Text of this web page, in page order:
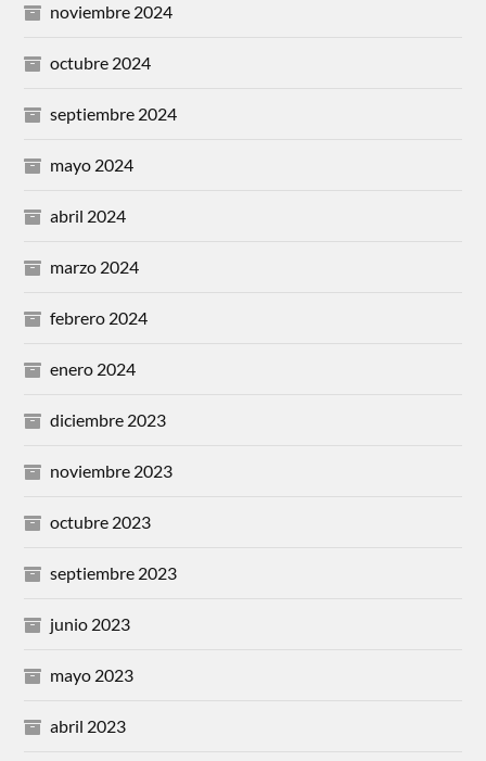
noviembre 2024
octubre 2024
septiembre 2024
mayo 2024
abril 2024
marzo 2024
febrero 2024
enero 2024
diciembre 2023
noviembre 2023
octubre 2023
septiembre 2023
junio 2023
mayo 2023
abril 2023